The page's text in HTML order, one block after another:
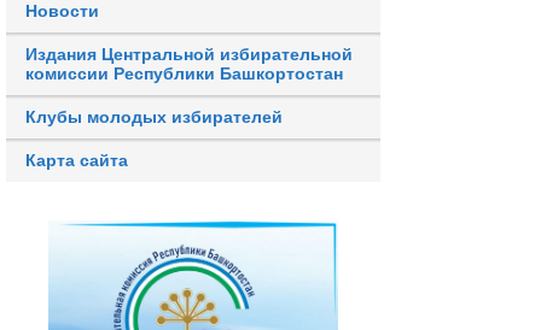
Новости
Издания Центральной избирательной
комиссии Республики Башкортостан
Клубы молодых избирателей
Карта сайта